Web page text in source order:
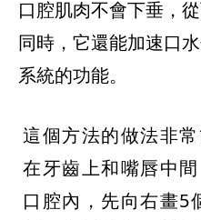
口腔肌肉不會下垂，
同時，它還能加速口
系統的功能。
這個方法的做法非
在牙齒上和嘴唇中
口腔內，先向右畫5